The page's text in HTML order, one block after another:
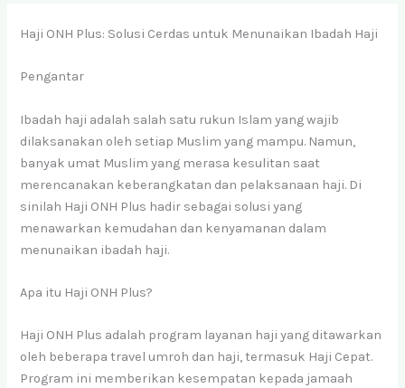
Haji ONH Plus: Solusi Cerdas untuk Menunaikan Ibadah Haji
Pengantar
Ibadah haji adalah salah satu rukun Islam yang wajib
dilaksanakan oleh setiap Muslim yang mampu. Namun,
banyak umat Muslim yang merasa kesulitan saat
merencanakan keberangkatan dan pelaksanaan haji. Di
sinilah Haji ONH Plus hadir sebagai solusi yang
menawarkan kemudahan dan kenyamanan dalam
menunaikan ibadah haji.
Apa itu Haji ONH Plus?
Haji ONH Plus adalah program layanan haji yang ditawarkan
oleh beberapa travel umroh dan haji, termasuk Haji Cepat.
Program ini memberikan kesempatan kepada jamaah